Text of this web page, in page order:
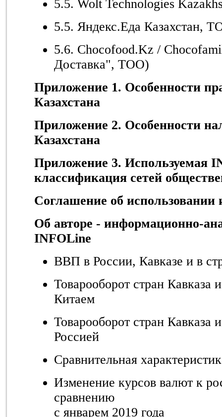
5.5. Wolt Technologies
5.5. Яндекс.Еда Казахстан,
5.6. Chocofood.Kz /
Доставка", ТОО)
Приложение 1. Особенности
Казахстана
Приложение 2. Особенности
Казахстана
Приложение 3. Используемая
классификация сетей
Соглашение об
Об авторе - информационно-
INFOLine
ВВП в России, Кавказе и в
Товарооборот стран Кавказа
Китаем
Товарооборот стран Кавказа
Россией
Сравнительная
Изменение курсов валют к
сравнению
с январем 2019 года